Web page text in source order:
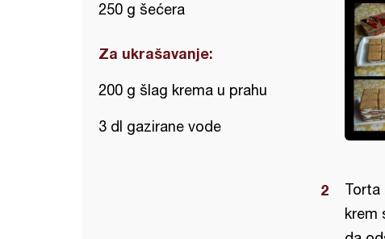
250 g šećera
Za ukrašavanje:
200 g šlag krema u prahu
3 dl gazirane vode
Torta
krem